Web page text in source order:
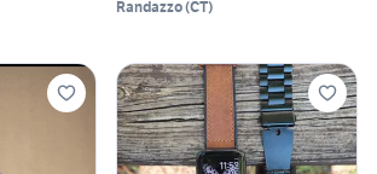
Randazzo(CT)